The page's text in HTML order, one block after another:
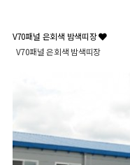
V70패널 은회색 밤색띠장
V70패널 은회색 밤색띠장